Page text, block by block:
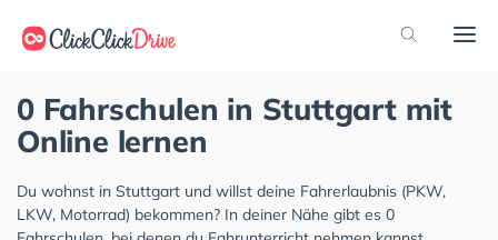
0 Fahrschulen in Stuttgart mit
Online lernen
Du wohnst in Stuttgart und willst deine Fahrerlaubnis (PKW,
LKW, Motorrad) bekommen? In deiner Nähe gibt es 0